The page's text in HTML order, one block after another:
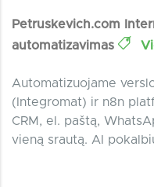
Petruskevich.com
automatizavimas
Automatizuojame
(Integromat) ir n8n
CRM, el. paštą,
vieną srautą. AI